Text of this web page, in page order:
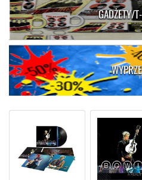
GADŻETY/